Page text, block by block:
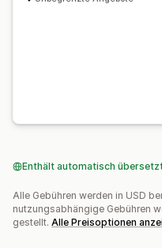
Enthält automatisch
Alle Gebühren werden in USD
nutzungsabhängige Gebühren
gestellt. Alle Preisoptionen